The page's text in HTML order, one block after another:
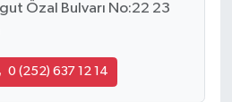
Özal Bulvarı No:22 23
0 (252) 637 12 14